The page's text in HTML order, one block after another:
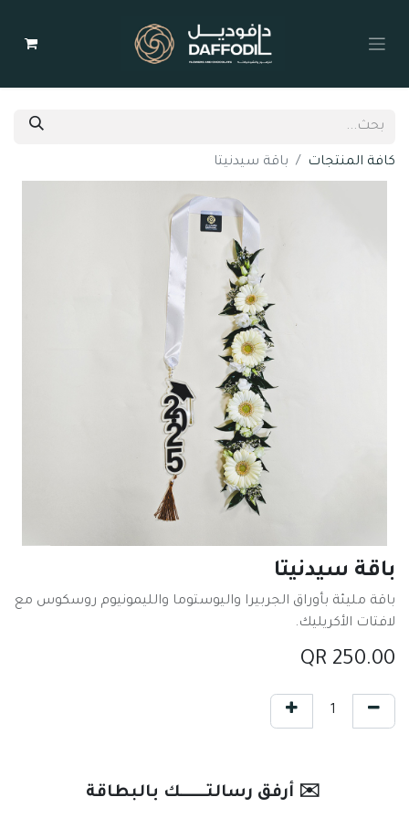
كافة المنتجات باقة سيدنيتا
باقة سيدنيتا
باقة مليئة بأوراق الجربيرا واليوستوما والليمونيوم روسكوس مع
لافتات الأكريليك.
250.00
✉️ أرفق رسالتـــــــك بالبطاقة